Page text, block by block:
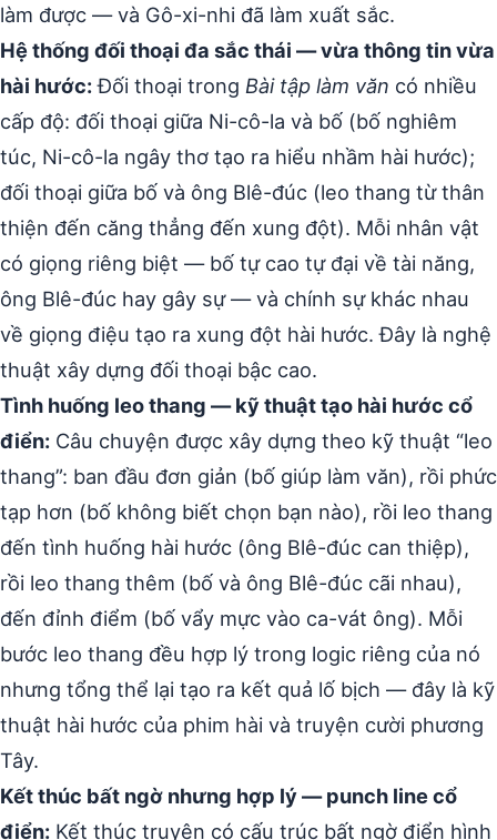
làm được — và Gô-xi-nhi đã làm xuất sắc.
Hệ thống đối thoại đa sắc thái — vừa thông tin vừa
hài hước:Đối thoại trong Bài tập làm văn có nhiều
cấp độ: đối thoại giữa Ni-cô-la và bố (bố nghiêm
túc, Ni-cô-la ngây thơ tạo ra hiểu nhầm hài hước);
đối thoại giữa bố và ông Blê-đúc (leo thang từ thân
thiện đến căng thẳng đến xung đột). Mỗi nhân vật
có giọng riêng biệt — bố tự cao tự đại về tài năng,
ông Blê-đúc hay gây sự — và chính sự khác nhau
về giọng điệu tạo ra xung đột hài hước. Đây là nghệ
thuật xây dựng đối thoại bậc cao.
Tình huống leo thang — kỹ thuật tạo hài hước cổ
điển: Câu chuyện được xây dựng theo kỹ thuật “leo
thang”: ban đầu đơn giản (bố giúp làm văn), rồi phức
tạp hơn (bố không biết chọn bạn nào), rồi leo thang
đến tình huống hài hước (ông Blê-đúc can thiệp),
rồi leo thang thêm (bố và ông Blê-đúc cãi nhau),
đến đỉnh điểm (bố vẩy mực vào ca-vát ông). Mỗi
bước leo thang đều hợp lý trong logic riêng của nó
nhưng tổng thể lại tạo ra kết quả lố bịch — đây là kỹ
thuật hài hước của phim hài và truyện cười phương
Tây.
Kết thúc bất ngờ nhưng hợp lý — punch line cổ
điển: Kết thúc truyện có cấu trúc bất ngờ điển hình